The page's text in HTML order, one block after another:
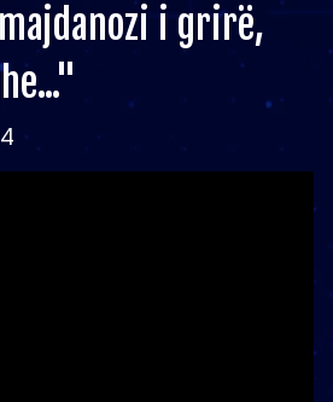
i grirë,